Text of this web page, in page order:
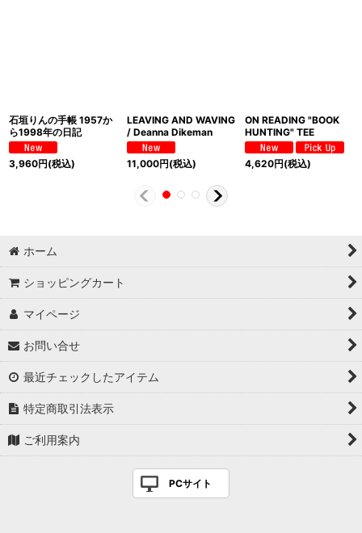
石垣りんの手帳 1957か
ら1998年の日記
3,960円(税込)
LEAVING AND WAVING
/ Deanna Dikeman
11,000円(税込)
ON READING "BOOK
HUNTING" TEE
4,620円(税込)
ホーム
ショッピングカート
マイページ
お問い合せ
最近チェックしたアイテム
特定商取引法表示
ご利用案内
PCサイト